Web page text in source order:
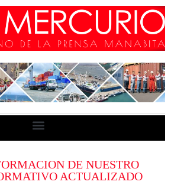
DE NUESTRO
ACTUALIZADO